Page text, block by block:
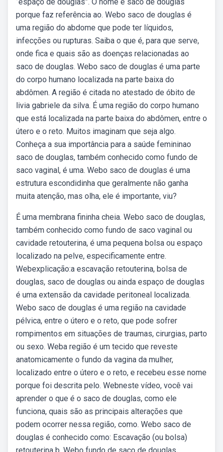
porque faz referência ao. Webo saco de douglas é
uma região do abdome que pode ter líquidos,
infecções ou rupturas. Saiba o que é, para que serve,
onde fica e quais são as doenças relacionadas ao
saco de douglas. Webo saco de douglas é uma parte
do corpo humano localizada na parte baixa do
abdômen. A região é citada no atestado de óbito de
livia gabriele da silva. É uma região do corpo humano
que está localizada na parte baixa do abdômen, entre o
útero e o reto. Muitos imaginam que seja algo.
Conheça a sua importância para a saúde femininao
saco de douglas, também conhecido como fundo de
saco vaginal, é uma. Webo saco de douglas é uma
estrutura escondidinha que geralmente não ganha
muita atenção, mas olha, ele é importante, viu?
É uma membrana fininha cheia. Webo saco de douglas,
também conhecido como fundo de saco vaginal ou
cavidade retouterina, é uma pequena bolsa ou espaço
localizado na pelve, especificamente entre.
Webexplicação:a escavação retouterina, bolsa de
douglas, saco de douglas ou ainda espaço de douglas
é uma extensão da cavidade peritoneal localizada.
Webo saco de douglas é uma região na cavidade
pélvica, entre o útero e o reto, que pode sofrer
rompimentos em situações de traumas, cirurgias, parto
ou sexo. Weba região é um tecido que reveste
anatomicamente o fundo da vagina da mulher,
localizado entre o útero e o reto, e recebeu esse nome
porque foi descrita pelo. Webneste vídeo, você vai
aprender o que é o saco de douglas, como ele
funciona, quais são as principais alterações que
podem ocorrer nessa região, como. Webo saco de
douglas é conhecido como: Escavação (ou bolsa)